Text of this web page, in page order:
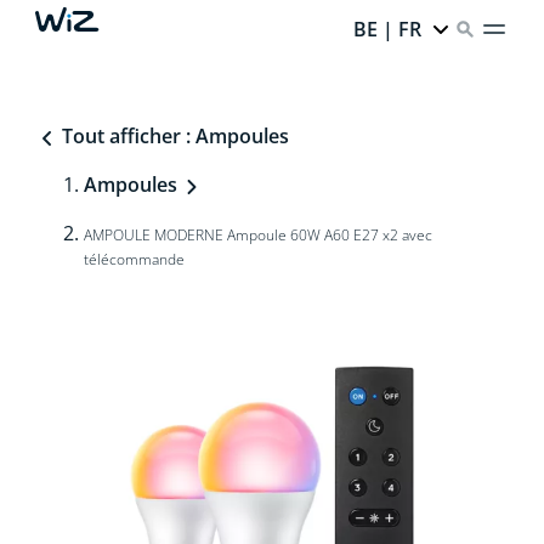
BE | FR
Tout afficher : Ampoules
Ampoules
AMPOULE MODERNE Ampoule 60W A60 E27 x2 avec
télécommande